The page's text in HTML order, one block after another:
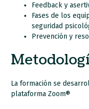
Feedback y
Fases de los
seguridad
Prevención y
La formación se
plataforma Zoom®